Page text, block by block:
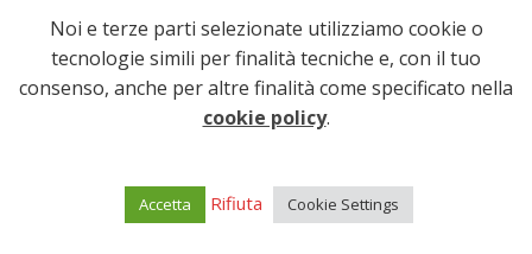
© 2021 Associazione bastardini | All rights
Noi e terze parti selezionate utilizziamo cookie o
tecnologie simili per finalità tecniche e, con il tuo
consenso, anche per altre finalità come specificato nella
cookie policy.
Accetta Rifiuta Cookie Settings